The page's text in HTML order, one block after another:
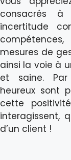
consacrés
incertitude
mesures de
ainsi la voie à
et saine. Par
heureux sont
cette
interagissent,
d’un client !